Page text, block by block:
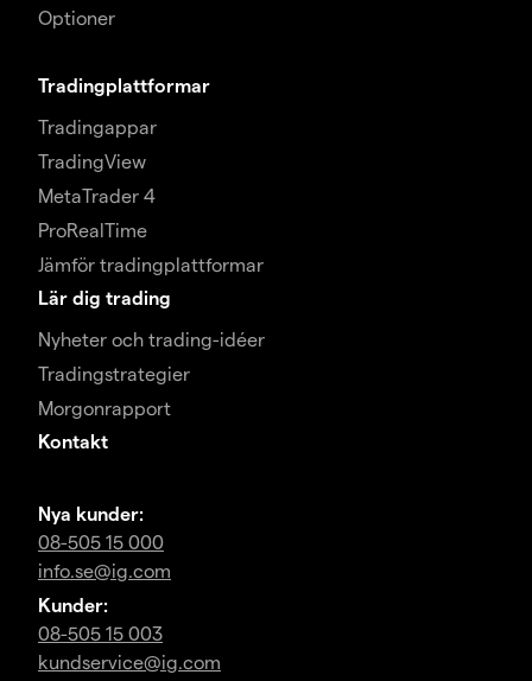
Optioner
Tradingplattformar
Tradingappar
TradingView
MetaTrader 4
ProRealTime
Jämför tradingplattformar
Lär dig trading
Nyheter och trading-idéer
Tradingstrategier
Morgonrapport
Kontakt
Nya kunder:
08-505 15 000
info.se@ig.com
Kunder:
08-505 15 003
kundservice@ig.com